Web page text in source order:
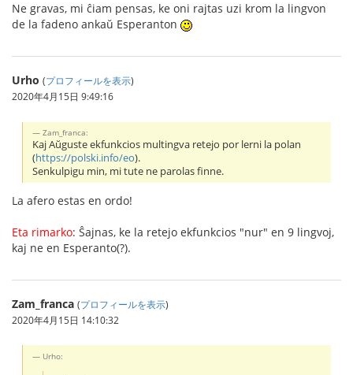
Ne gravas, mi ĉiam pensas, ke oni rajtas uzi krom la lingvon
de la fadeno ankaŭ Esperanton
Urho (プロフィールを表示)
2020年4月15日 9:49:16
Zam_franca:
Kaj Aŭguste ekfunkcios multingva retejo por lerni la polan
(https://polski.info/eo).
Senkulpigu min, mi tute ne parolas finne.
La afero estas en ordo!
Eta rimarko: Ŝajnas, ke la retejo ekfunkcios "nur" en 9 lingvoj,
kaj ne en Esperanto(?).
Zam_franca (プロフィールを表示)
2020年4月15日 14:10:32
Urho: